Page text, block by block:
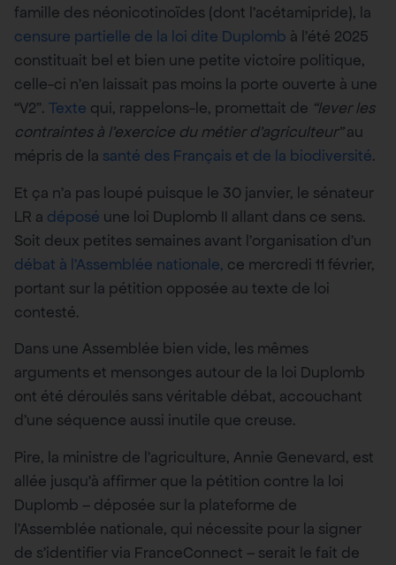
famille des néonicotinoïdes (dont l’acétamipride), la
censure partielle de la loi dite Duplomb à l’été 2025
constituait bel et bien une petite victoire politique,
celle-ci n’en laissait pas moins la porte ouverte à une
“V2”. Texte qui, rappelons-le, promettait de “lever les
contraintes à l’exercice du métier d’agriculteur”au
mépris de la santé des Français et de la biodiversité.
Et ça n’a pas loupé puisque le 30 janvier, le sénateur
LR a déposé une loi Duplomb II allant dans ce sens.
Soit deux petites semaines avant l’organisation d’un
débat à l’Assemblée nationale, ce mercredi 11 février,
portant sur la pétition opposée au texte de loi
contesté.
Dans une Assemblée bien vide, les mêmes
arguments et mensonges autour de la loi Duplomb
ont été déroulés sans véritable débat, accouchant
d’une séquence aussi inutile que creuse.
Pire, la ministre de l’agriculture, Annie Genevard, est
allée jusqu’à affirmer que la pétition contre la loi
Duplomb – déposée sur la plateforme de
l’Assemblée nationale, qui nécessite pour la signer
de s’identifier via FranceConnect – serait le fait de